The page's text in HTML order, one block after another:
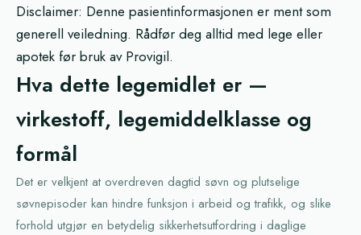
Disclaimer: Denne pasientinformasjonen er ment som
generell veiledning. Rådfør deg alltid med lege eller
apotek før bruk av Provigil.
Hva dette legemidlet er —
virkestoff, legemiddelklasse og
formål
Det er velkjent at overdreven dagtid søvn og plutselige
søvnepisoder kan hindre funksjon i arbeid og trafikk, og slike
forhold utgjør en betydelig sikkerhetsutfordring i daglige